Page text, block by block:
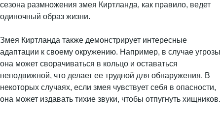
сезона размножения змея Киртланда, как правило, ведет
одиночный образ жизни.
Змея Киртланда также демонстрирует интересные
адаптации к своему окружению. Например, в случае угрозы
она может сворачиваться в кольцо и оставаться
неподвижной, что делает ее трудной для обнаружения. В
некоторых случаях, если змея чувствует себя в опасности,
она может издавать тихие звуки, чтобы отпугнуть хищников.